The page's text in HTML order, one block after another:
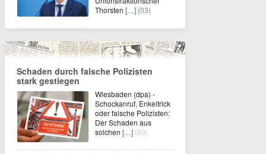
Thorsten […] (03)
Schaden durch falsche Polizisten
stark gestiegen
Wiesbaden (dpa) -
Schockanruf, Enkeltrick
oder falsche Polizisten:
Der Schaden aus
solchen […] (00)